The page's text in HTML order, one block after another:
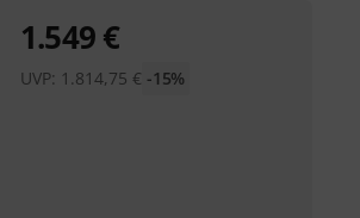
1.549€
UVP: 1.814,75 € -15%